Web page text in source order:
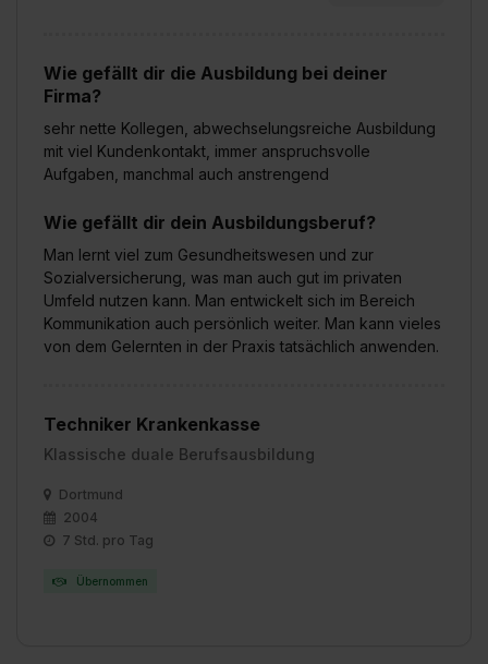
Wie gefällt dir die Ausbildung bei deiner
Firma?
sehr nette Kollegen, abwechselungsreiche Ausbildung
mit viel Kundenkontakt, immer anspruchsvolle
Aufgaben, manchmal auch anstrengend
Wie gefällt dir dein Ausbildungsberuf?
Man lernt viel zum Gesundheitswesen und zur
Sozialversicherung, was man auch gut im privaten
Umfeld nutzen kann. Man entwickelt sich im Bereich
Kommunikation auch persönlich weiter. Man kann vieles
von dem Gelernten in der Praxis tatsächlich anwenden.
Techniker Krankenkasse
Klassische duale Berufsausbildung
Dortmund
2004
7 Std. pro Tag
Übernommen